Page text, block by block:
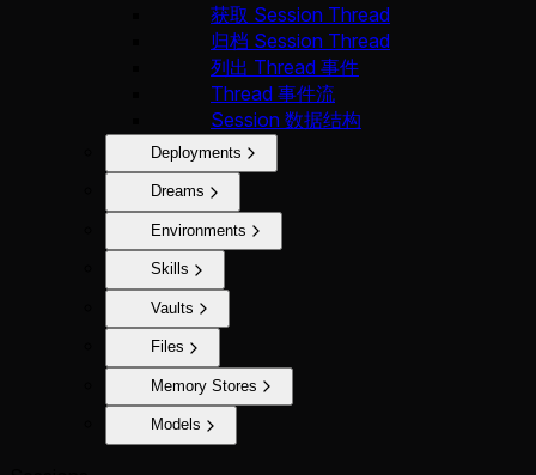
获取 Session Thread
归档 Session Thread
列出 Thread 事件
Thread 事件流
Session 数据结构
Deployments
Dreams
Environments
Skills
Vaults
Files
Memory Stores
Models